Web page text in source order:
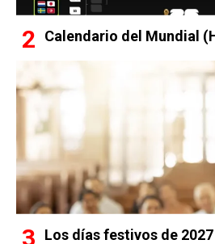
Calendario del Mundial
Los días festivos de